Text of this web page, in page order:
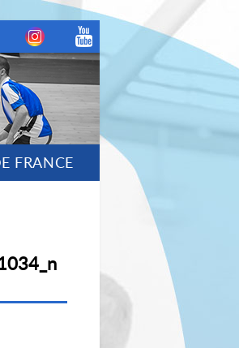
FRANCE
InstagramYoutube